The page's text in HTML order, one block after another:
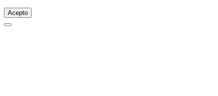
Acepto